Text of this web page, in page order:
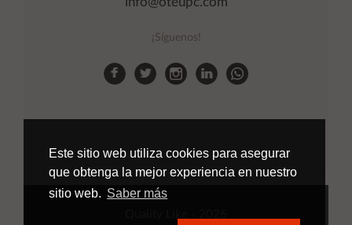
Este sitio web utiliza cookies para asegurar
que obtenga la mejor experiencia en nuestro
sitio web. Saber más
¡Síguenos!